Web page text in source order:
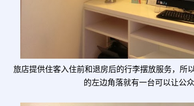
旅店提供住客入住前和退房后的行李摆放服务，所
的左边角落就有一台可以让公